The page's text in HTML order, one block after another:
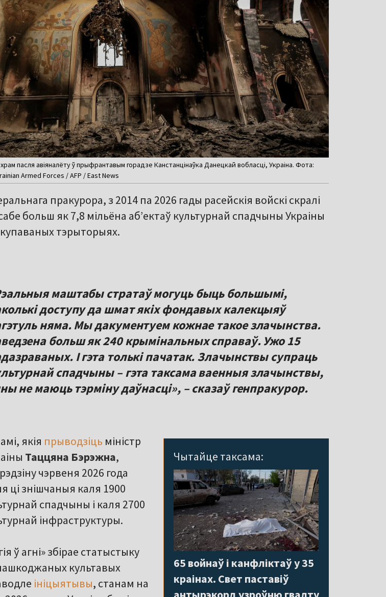
пасля авіяналёту ў прыфрантавым горадзе Канстанцінаўка Данецкай вобласці, Украіна. Фота:
Armed Forces / AFP / East News
пракурора, з 2014 па 2026 гады расейскія войскі скралі
больш як 7,8 мільёна аб’ектаў культурнай спадчыны Украіны
тэрыторыях.
маштабы стратаў могуць быць большымі,
доступу да шмат якіх фондавых калекцыяў
няма. Мы дакументуем кожнае такое злачынства.
больш як 240 крымінальных справаў. Ужо 15
І гэта толькі пачатак. Злачынствы супраць
спадчыны – гэта таксама ваенныя злачынствы,
не маюць тэрміну даўнасці», – сказаў генпракурор.
Чытайце таксама:
65 войнаў і канфліктаў у 35
краінах. Свет паставіў
якія прыводзіць міністр
Таццяна Бэрэжна,
чэрвеня 2026 года
ці знішчаныя каля 1900
спадчыны і каля 2700
інфраструктуры.
ў агні» збірае статыстыку
культавых
ініцыятывы, станам на